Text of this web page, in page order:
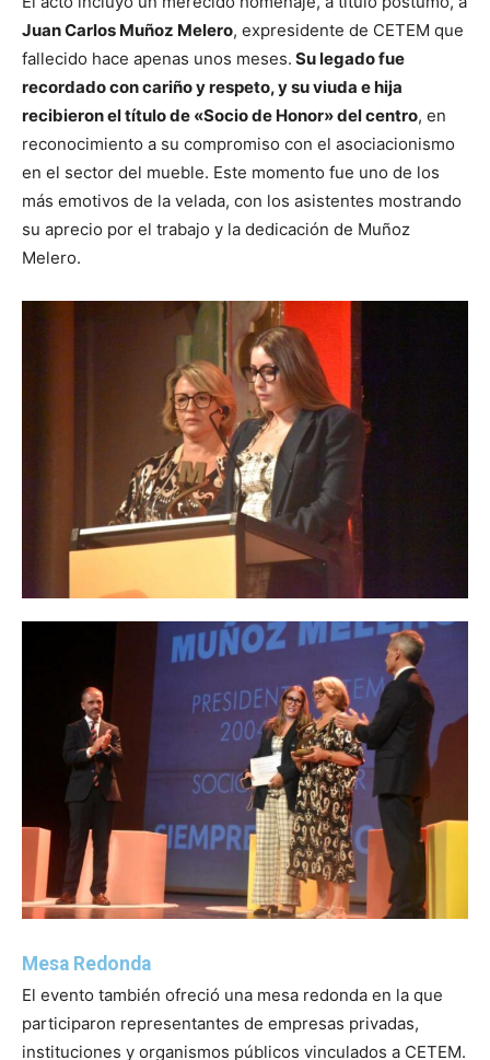
Juan Carlos Muñoz Melero, expresidente de CETEM que
fallecido hace apenas unos meses. Su legado fue
recordado con cariño y respeto, y su viuda e hija
recibieron el título de «Socio de Honor» del centro, en
reconocimiento a su compromiso con el asociacionismo
en el sector del mueble. Este momento fue uno de los
más emotivos de la velada, con los asistentes mostrando
su aprecio por el trabajo y la dedicación de Muñoz
Melero.
Mesa Redonda
El evento también ofreció una mesa redonda en la que
participaron representantes de empresas privadas,
instituciones y organismos públicos vinculados a CETEM.